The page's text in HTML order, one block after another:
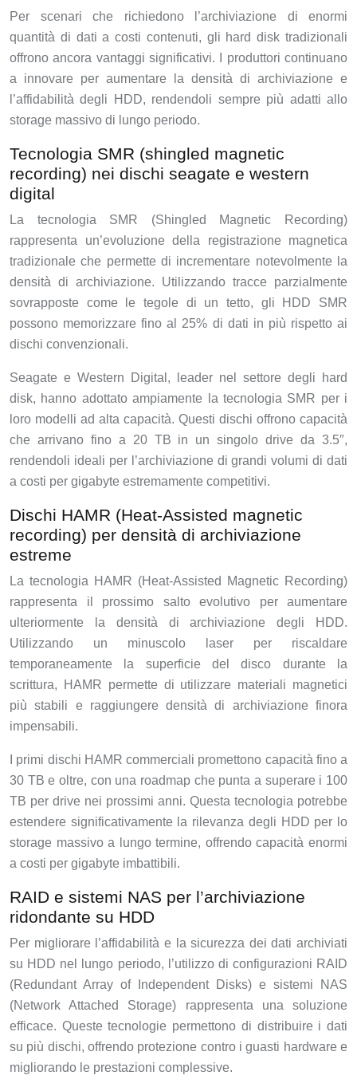
Per scenari che richiedono l’archiviazione di enormi
quantità di dati a costi contenuti, gli hard disk tradizionali
offrono ancora vantaggi significativi. I produttori continuano
a innovare per aumentare la densità di archiviazione e
l’affidabilità degli HDD, rendendoli sempre più adatti allo
storage massivo di lungo periodo.
Tecnologia SMR (shingled magnetic
recording) nei dischi seagate e western
digital
La tecnologia SMR (Shingled Magnetic Recording)
rappresenta un’evoluzione della registrazione magnetica
tradizionale che permette di incrementare notevolmente la
densità di archiviazione. Utilizzando tracce parzialmente
sovrapposte come le tegole di un tetto, gli HDD SMR
possono memorizzare fino al 25% di dati in più rispetto ai
dischi convenzionali.
Seagate e Western Digital, leader nel settore degli hard
disk, hanno adottato ampiamente la tecnologia SMR per i
loro modelli ad alta capacità. Questi dischi offrono capacità
che arrivano fino a 20 TB in un singolo drive da 3.5″,
rendendoli ideali per l’archiviazione di grandi volumi di dati
a costi per gigabyte estremamente competitivi.
Dischi HAMR (Heat-Assisted magnetic
recording) per densità di archiviazione
estreme
La tecnologia HAMR (Heat-Assisted Magnetic Recording)
rappresenta il prossimo salto evolutivo per aumentare
ulteriormente la densità di archiviazione degli HDD.
Utilizzando un minuscolo laser per riscaldare
temporaneamente la superficie del disco durante la
scrittura, HAMR permette di utilizzare materiali magnetici
più stabili e raggiungere densità di archiviazione finora
impensabili.
I primi dischi HAMR commerciali promettono capacità fino a
30 TB e oltre, con una roadmap che punta a superare i 100
TB per drive nei prossimi anni. Questa tecnologia potrebbe
estendere significativamente la rilevanza degli HDD per lo
storage massivo a lungo termine, offrendo capacità enormi
a costi per gigabyte imbattibili.
RAID e sistemi NAS per l’archiviazione
ridondante su HDD
Per migliorare l’affidabilità e la sicurezza dei dati archiviati
su HDD nel lungo periodo, l’utilizzo di configurazioni RAID
(Redundant Array of Independent Disks) e sistemi NAS
(Network Attached Storage) rappresenta una soluzione
efficace. Queste tecnologie permettono di distribuire i dati
su più dischi, offrendo protezione contro i guasti hardware e
migliorando le prestazioni complessive.